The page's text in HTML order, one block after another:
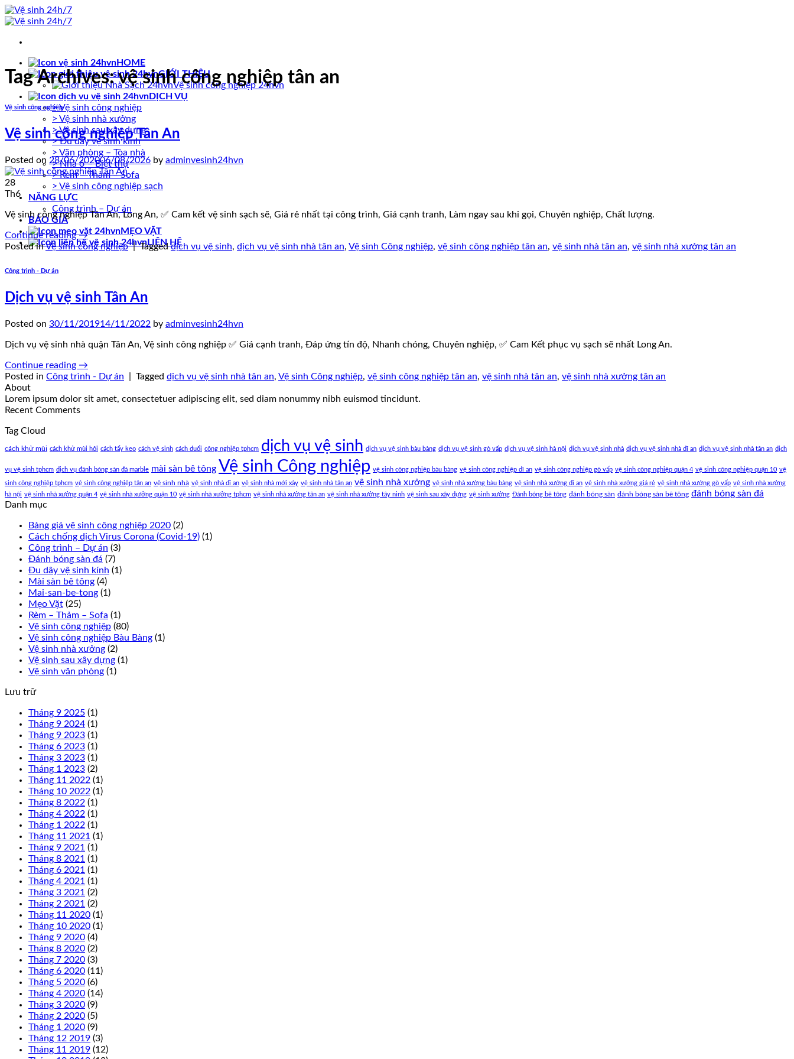
Skip
to
HOME
GIỚI THIỆU
Vệ sinh công nghiệp 24hvn
DỊCH VỤ
> Vệ sinh công nghiệp
> Vệ sinh nhà xưởng
> Vệ sinh sau xây dựng
> Đu dây vệ sinh kính
> Văn phòng – Tòa nhà
> Nhà ở – Biệt thự
> Rèm – Thảm – Sofa
> Vệ sinh công nghiệp sạch
NĂNG LỰC
Công trình – Dự án
BÁO GIÁ
MẸO VẶT
LIÊN HỆ
Tag Archives:vệ sinh công nghiệp tân an
Vệ sinh công nghiệp
Vệ sinh công nghiệp Tân An
Posted on 28/06/202006/08/2026 by adminvesinh24hvn
28
Th6
Vệ sinh công nghiệp Tân An, Long An, ✅ Cam kết vệ sinh sạch sẽ, Giá rẻ nhất tại công trình, Giá cạnh tranh, Làm ngay sau khi gọi, Chuyên nghiệp, Chất lượng.
Continue reading→
Posted inVệ sinh công nghiệp | Taggeddịch vụ vệ sinh, dịch vụ vệ sinh nhà tân an, Vệ sinh Công nghiệp, vệ sinh công nghiệp tân an, vệ sinh nhà tân an, vệ sinh nhà xưởng tân an
Công trình - Dự án
Dịch vụ vệ sinh Tân An
Posted on 30/11/201914/11/2022 by adminvesinh24hvn
Dịch vụ vệ sinh nhà quận Tân An, Vệ sinh công nghiệp ✅ Giá cạnh tranh, Đáp ứng tín độ, Nhanh chóng, Chuyên nghiệp, ✅ Cam Kết phục vụ sạch sẽ nhất Long An.
Continue reading →
Posted in Công trình - Dự án Tagged dịch vụ vệ sinh nhà tân an, Vệ sinh Công nghiệp, vệ sinh công nghiệp tân an, vệ sinh nhà tân an, vệ sinh nhà xưởng tân an
About
Lorem ipsum dolor sit amet, consectetuer adipiscing elit, sed diam nonummy nibh euismod tincidunt.
Recent Comments
Tag Cloud
cách khử mùi cách khử mùi hôi cách tẩy keo cách vệ sinh cách đuổi công nghiệp tphcm dịch vụ vệ sinh dịch vụ vệ sinh bàu bàng dịch vụ vệ sinh gò vấp dịch vụ vệ sinh hà nội dịch vụ vệ sinh nhà dịch vụ vệ sinh nhà dĩ an dịch vụ vệ sinh nhà tân an dịch
vụ vệ sinh tphcm dịch vụ đánh bóng sàn đá marble mài sàn bê tông Vệ sinh Công nghiệp vệ sinh công nghiệp bàu bàng vệ sinh công nghiệp dĩ an vệ sinh công nghiệp gò vấp vệ sinh công nghiệp quận 4 vệ sinh công nghiệp quận 10 vệ
sinh công nghiệp tphcm vệ sinh công nghiệp tân an vệ sinh nhà vệ sinh nhà dĩ an vệ sinh nhà mới xây vệ sinh nhà tân an vệ sinh nhà xưởng vệ sinh nhà xưởng bàu bàng vệ sinh nhà xưởng dĩ an vệ sinh nhà xưởng giá rẻ vệ sinh nhà xưởng gò vấp vệ sinh nhà xưởng
hà nội vệ sinh nhà xưởng quận 4 vệ sinh nhà xưởng quận 10 vệ sinh nhà xưởng tphcm vệ sinh nhà xưởng tân an vệ sinh nhà xưởng tây ninh vệ sinh sau xây dựng vệ sinh xưởng Đánh bóng bê tông đánh bóng sàn đánh bóng sàn bê tông đánh bóng sàn đá
Danh mục
Bảng giá vệ sinh công nghiệp 2020 (2)
Cách chống dịch Virus Corona (Covid-19) (1)
Công trình – Dự án (3)
Đánh bóng sàn đá (7)
Đu dây vệ sinh kính (1)
Mài sàn bê tông (4)
Mai-san-be-tong (1)
Mẹo Vặt (25)
Rèm – Thảm – Sofa (1)
Vệ sinh công nghiệp (80)
Vệ sinh công nghiệp Bàu Bàng (1)
Vệ sinh nhà xưởng (2)
Vệ sinh sau xây dựng (1)
Vệ sinh văn phòng (1)
Lưu trữ
Tháng 9 2025 (1)
Tháng 9 2024 (1)
Tháng 9 2023 (1)
Tháng 6 2023 (1)
Tháng 3 2023 (1)
Tháng 1 2023 (2)
Tháng 11 2022 (1)
Tháng 10 2022 (1)
Tháng 8 2022 (1)
Tháng 4 2022 (1)
Tháng 1 2022 (1)
Tháng 11 2021 (1)
Tháng 9 2021 (1)
Tháng 8 2021 (1)
Tháng 6 2021 (1)
Tháng 4 2021 (1)
Tháng 3 2021 (2)
Tháng 2 2021 (2)
Tháng 11 2020 (1)
Tháng 10 2020 (1)
Tháng 9 2020 (4)
Tháng 8 2020 (2)
Tháng 7 2020 (3)
Tháng 6 2020 (11)
Tháng 5 2020 (6)
Tháng 4 2020 (14)
Tháng 3 2020 (9)
Tháng 2 2020 (5)
Tháng 1 2020 (9)
Tháng 12 2019 (3)
Tháng 11 2019 (12)